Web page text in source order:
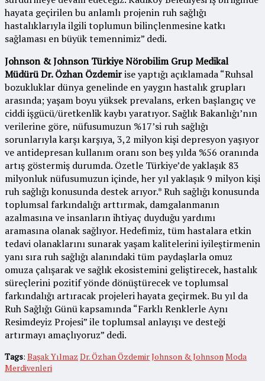
hayata geçirilen bu anlamlı projenin ruh sağlığı
hastalıklarıyla ilgili toplumun bilinçlenmesine katkı
sağlaması en büyük temennimiz” dedi.
Johnson & Johnson Türkiye Nörobilim Grup Medikal
Müdürü Dr. Özhan Özdemirise yaptığı açıklamada “Ruhsal
bozukluklar dünya genelinde en yaygın hastalık grupları
arasında; yaşam boyu yüksek prevalans, erken başlangıç ve
ciddi işgücü/üretkenlik kaybı yaratıyor. Sağlık Bakanlığı’nın
verilerine göre, nüfusumuzun %17’si ruh sağlığı
sorunlarıyla karşı karşıya, 3,2 milyon kişi depresyon yaşıyor
ve antidepresan kullanım oranı son beş yılda %56 oranında
artış göstermiş durumda. Özetle Türkiye’de yaklaşık 83
milyonluk nüfusumuzun içinde, her yıl yaklaşık 9 milyon kişi
ruh sağlığı konusunda destek arıyor.* Ruh sağlığı konusunda
toplumsal farkındalığı arttırmak, damgalanmanın
azalmasına ve insanların ihtiyaç duyduğu yardımı
aramasına olanak sağlıyor. Hedefimiz, tüm hastalara etkin
tedavi olanaklarını sunarak yaşam kalitelerini iyileştirmenin
yanı sıra ruh sağlığı alanındaki tüm paydaşlarla omuz
omuza çalışarak ve sağlık ekosistemini geliştirecek, hastalık
süreçlerini pozitif yönde dönüştürecek ve toplumsal
farkındalığı artıracak projeleri hayata geçirmek. Bu yıl da
Ruh Sağlığı Günü kapsamında “Farklı Renklerle Aynı
Resimdeyiz Projesi” ile toplumsal anlayışı ve desteği
artırmayı amaçlıyoruz” dedi.
Tags: Başak Yılmaz Dr. Özhan ÖzdemirJohnson & JohnsonModa
Merdivenleri